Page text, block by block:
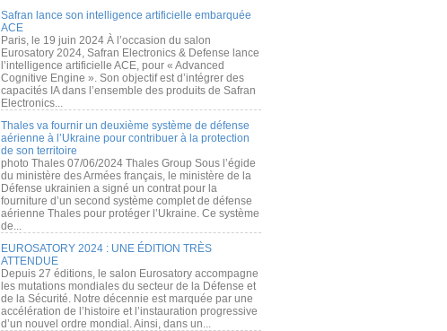
Safran lance son intelligence artificielle embarquée
ACE
Paris, le 19 juin 2024 À l’occasion du salon
Eurosatory 2024, Safran Electronics & Defense lance
l’intelligence artificielle ACE, pour « Advanced
Cognitive Engine ». Son objectif est d’intégrer des
capacités IA dans l’ensemble des produits de Safran
Electronics...
Thales va fournir un deuxième système de défense
aérienne à l’Ukraine pour contribuer à la protection
de son territoire
photo Thales 07/06/2024 Thales Group Sous l’égide
du ministère des Armées français, le ministère de la
Défense ukrainien a signé un contrat pour la
fourniture d’un second système complet de défense
aérienne Thales pour protéger l’Ukraine. Ce système
de...
EUROSATORY 2024 : UNE ÉDITION TRÈS
ATTENDUE
Depuis 27 éditions, le salon Eurosatory accompagne
les mutations mondiales du secteur de la Défense et
de la Sécurité. Notre décennie est marquée par une
accélération de l’histoire et l’instauration progressive
d’un nouvel ordre mondial. Ainsi, dans un...